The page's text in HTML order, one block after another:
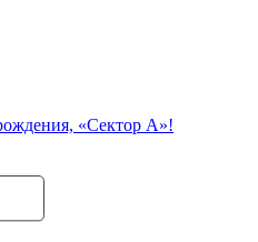
«Сектор А»!